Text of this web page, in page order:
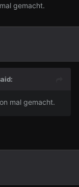
gemacht.
mal gemacht.